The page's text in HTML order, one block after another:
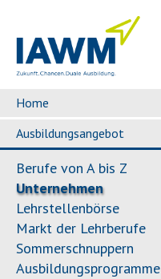
Home
Ausbildungsangebot
Berufe von A bis Z
Unternehmen
Lehrstellenbörse
Markt der Lehrberufe
Sommerschnuppern
Ausbildungsprogramme